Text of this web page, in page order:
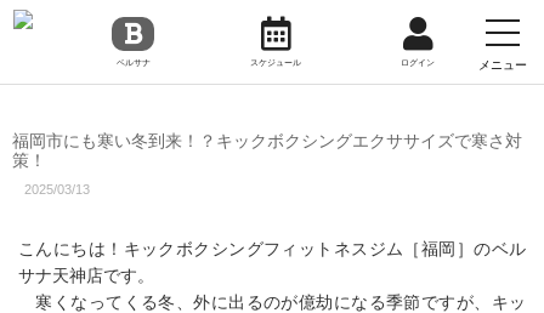
ベルサナ スケジュール ログイン メニュー
福岡市にも寒い冬到来！？キックボクシングエクササイズで寒さ対
策！
2025/03/13
こんにちは！キックボクシングフィットネスジム［福岡］のベル
サナ天神店です。
寒くなってくる冬、外に出るのが億劫になる季節ですが、キッ